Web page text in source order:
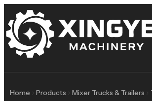
Home Products Mixer Trucks & Trailers